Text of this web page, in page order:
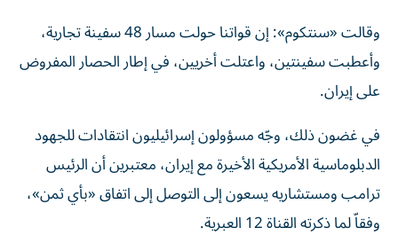
وقالت «سنتكوم»: إن قواتنا حولت مسار 48 سفينة تجارية،
وأعطبت سفينتين، واعتلت أخريين، في إطار الحصار المفروض
على إيران.
في غضون ذلك، وجّه مسؤولون إسرائيليون انتقادات للجهود
الدبلوماسية الأمريكية الأخيرة مع إيران، معتبرين أن الرئيس
ترامب ومستشاريه يسعون إلى التوصل إلى اتفاق «بأي ثمن»،
وفقاّ لما ذكرته القناة 12 العبرية.